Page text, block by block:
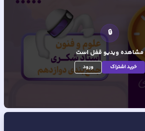
🔒
مشاهده ویدیوقفل است
خرید اشتراک ورود